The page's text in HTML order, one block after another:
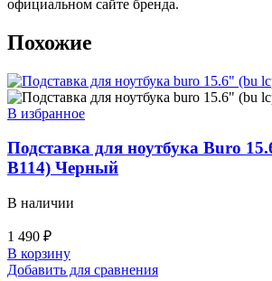
официальном сайте бренда.
Похожие
В избранное
Подставка для ноутбука Buro
B114) Черный
В наличии
1 490 ₽
В корзину
Добавить для сравнения